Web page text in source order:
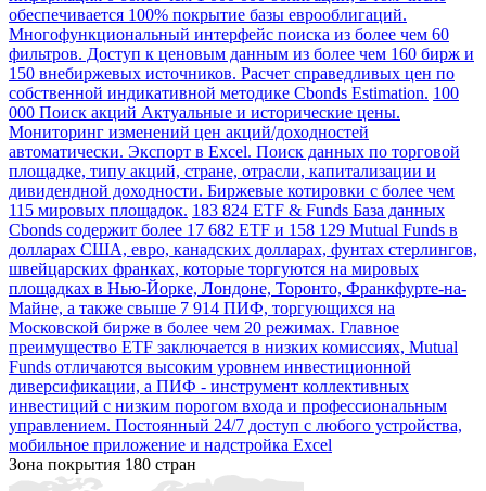
Доступ закрыт. Необходимо авторизоваться
Получить доступ
1 000 000
Поиск облигаций На платформе Cbonds содержится
информация о более чем 1 000 000 облигаций, в том числе
обеспечивается 100% покрытие базы еврооблигаций.
Многофункциональный интерфейс поиска из более чем 60
фильтров. Доступ к ценовым данным из более чем 160 бирж и
150 внебиржевых источников. Расчет справедливых цен по
собственной индикативной методике Cbonds Estimation. 100
000 Поиск акций Актуальные и исторические цены.
Мониторинг изменений цен акций/доходностей
автоматически. Экспорт в Excel. Поиск данных по торговой
площадке, типу акций, стране, отрасли, капитализации и
дивидендной доходности. Биржевые котировки с более чем
115 мировых площадок. 183 824 ETF & Funds База данных
Cbonds содержит более 17 682 ETF и 158 129 Mutual Funds в
долларах США, евро, канадских долларах, фунтах стерлингов,
швейцарских франках, которые торгуются на мировых
площадках в Нью-Йорке, Лондоне, Торонто, Франкфурте-на-
Майне, а также свыше 7 914 ПИФ, торгующихся на
Московской бирже в более чем 20 режимах. Главное
преимущество ETF заключается в низких комиссиях, Mutual
Funds отличаются высоким уровнем инвестиционной
диверсификации, а ПИФ - инструмент коллективных
инвестиций с низким порогом входа и профессиональным